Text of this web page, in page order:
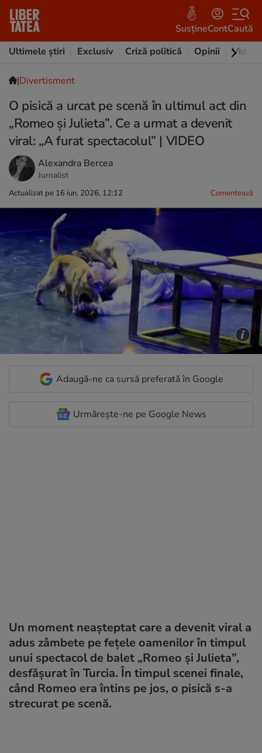
SusțineContCaută
Ultimele știri
Exclusiv Criză politică Opinii Video
|Divertisment
O pisică a urcat pe scenă în ultimul act din
„Romeo și Julieta”. Ce a urmat a devenit
viral: „A furat spectacolul” | VIDEO
Alexandra Bercea
Jurnalist
Actualizat pe 16 iun. 2026, 12:12 Comentează
Adaugă-ne ca sursă preferată în Google
Urmărește-ne pe Google News
Un moment neașteptat care a devenit viral a
adus zâmbete pe fețele oamenilor în timpul
unui spectacol de balet „Romeo și Julieta”,
desfășurat în Turcia. În timpul scenei finale,
când Romeo era întins pe jos, o pisică s-a
strecurat pe scenă.